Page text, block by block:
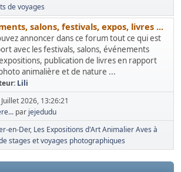
de voyages
salons, festivals, expos, livres ...
annoncer dans ce forum tout ce qui est
avec les festivals, salons, événements
publication de livres en rapport
animalière et de nature ...
Lili
2026, 13:26:21
par jejedudu
en-Der Les Expositions d'Art Animalier Aves à
stages et voyages photographiques